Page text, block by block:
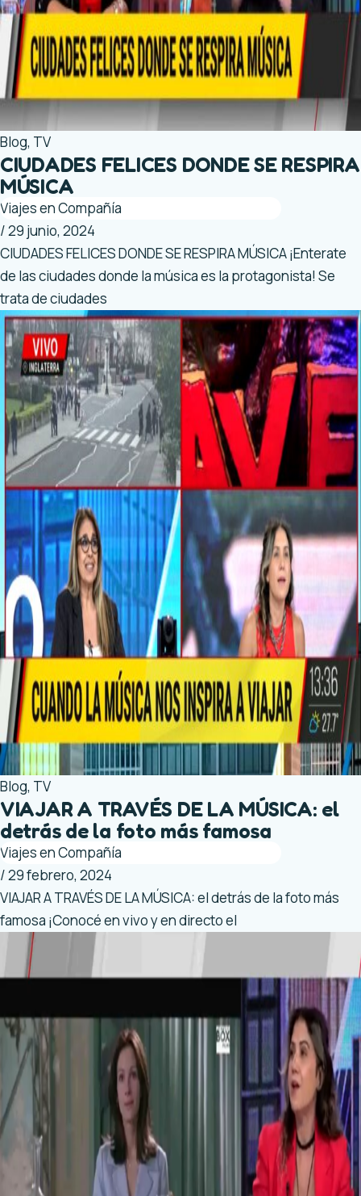
Blog, TV
CIUDADES FELICES DONDE SE RESPIRA
MÚSICA
Viajes en Compañía
/29 junio, 2024
CIUDADES FELICES DONDE SE RESPIRA MÚSICA ¡Enterate
de las ciudades donde la música es la protagonista! Se
trata de ciudades
Blog, TV
VIAJAR A TRAVÉS DE LA MÚSICA: el
detrás de la foto más famosa
Viajes en Compañía
/29 febrero, 2024
VIAJAR A TRAVÉS DE LA MÚSICA: el detrás de la foto más
famosa ¡Conocé en vivo y en directo el